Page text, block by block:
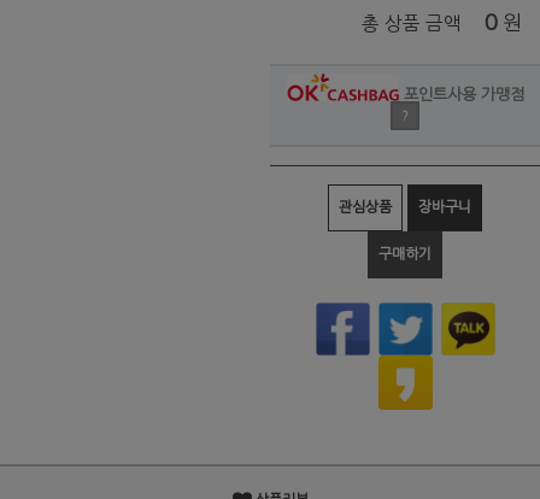
총 상품 금액 0 원
포인트사용 가맹점
?
관심상품 장바구니
구매하기